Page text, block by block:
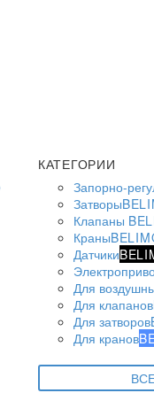
КАТЕГОРИИ
Запорно-
Затворы
Клапаны
Краны
Датчики
Для
Для клапанов
Для затворов
Для кранов